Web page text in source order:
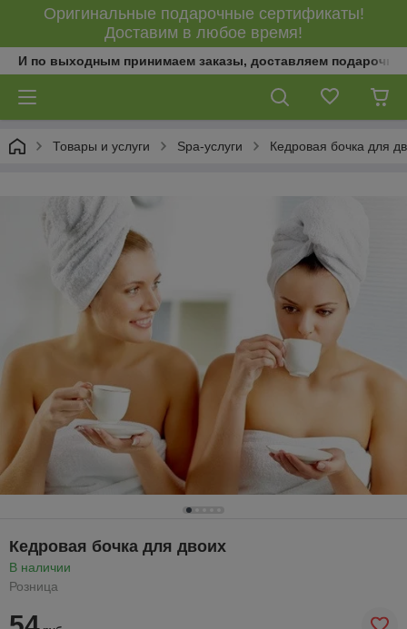
Оригинальные подарочные сертификаты!
Доставим в любое время!
И по выходным принимаем заказы, доставляем
Товары и услуги Spa-услуги Кедровая бочка для
Кедровая бочка для двоих
В наличии
Розница